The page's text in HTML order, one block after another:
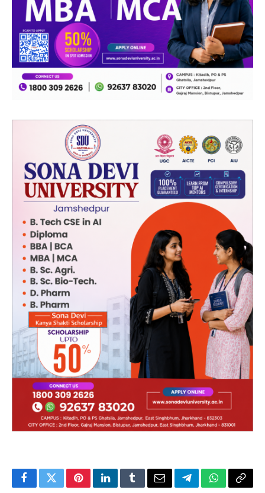
FacebookTwitterPinterestLinkedInTumblrEmailTelegramWhatsApp
Copy